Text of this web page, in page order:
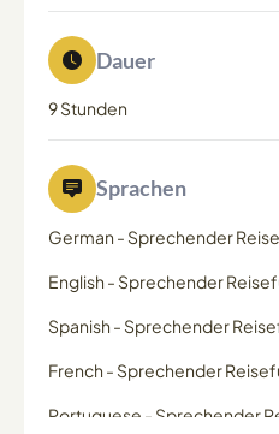
Dauer
9 Stunden
Sprachen
German - Sprechender
English - Sprechender
Spanish - Sprechender
French - Sprechender
Portuguese - Sprechender